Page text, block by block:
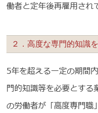
働者と定年後再雇用され
２．高度な専門的知識
5年を超える一定の期間
門的知識等を必要とする
の労働者が「高度専門職